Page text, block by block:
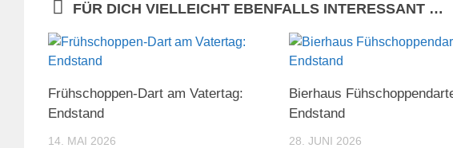
FÜR DICH VIELLEICHT EBENFALLS INTERESSANT …
Frühschoppen-Dart am Vatertag:
Endstand
14. MAI 2026
Bierhaus
Endstand
28. JUNI 2026